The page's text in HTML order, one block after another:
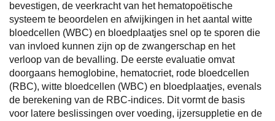
bevestigen, de veerkracht van het hematopoëtische
systeem te beoordelen en afwijkingen in het aantal witte
bloedcellen (WBC) en bloedplaatjes snel op te sporen die
van invloed kunnen zijn op de zwangerschap en het
verloop van de bevalling. De eerste evaluatie omvat
doorgaans hemoglobine, hematocriet, rode bloedcellen
(RBC), witte bloedcellen (WBC) en bloedplaatjes, evenals
de berekening van de RBC-indices. Dit vormt de basis
voor latere beslissingen over voeding, ijzersuppletie en de